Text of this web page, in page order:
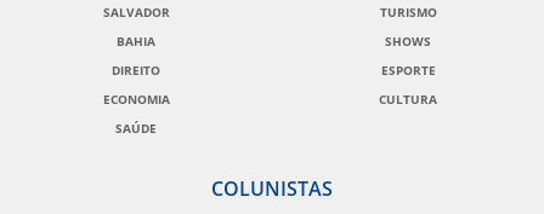
SALVADOR
BAHIA
DIREITO
ECONOMIA
SAÚDE
TURISMO
SHOWS
ESPORTE
CULTURA
COLUNISTAS